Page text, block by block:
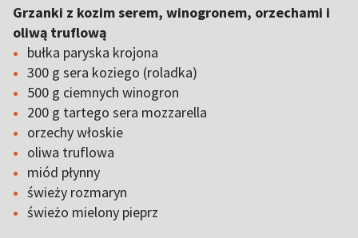
Grzanki z kozim serem, winogronem, orzechami i
oliwą truflową
bułka paryska krojona
300 g sera koziego (roladka)
500 g ciemnych winogron
200 g tartego sera mozzarella
orzechy włoskie
oliwa truflowa
miód płynny
świeży rozmaryn
świeżo mielony pieprz